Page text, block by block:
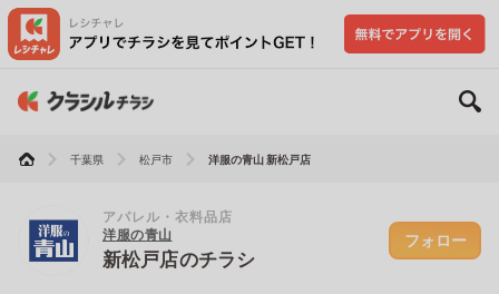
千葉県 松戸市 洋服の青山 新松戸店
アパレル・衣料品店
洋服の青山
新松戸店のチラシ
フォロー